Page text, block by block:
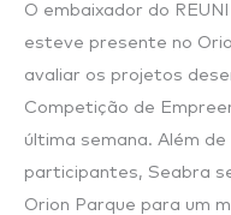
O embaixador do
esteve presente no
avaliar os projetos
Competição de
última semana. Além
participantes, Seabra
Orion Parque para um